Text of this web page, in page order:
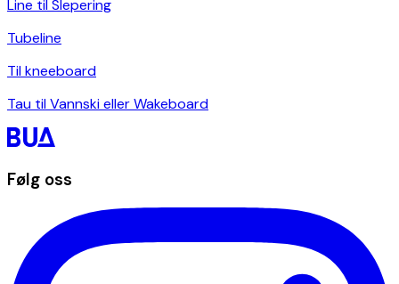
Line til Slepering
Tubeline
Til kneeboard
Tau til Vannski eller Wakeboard
Følg oss